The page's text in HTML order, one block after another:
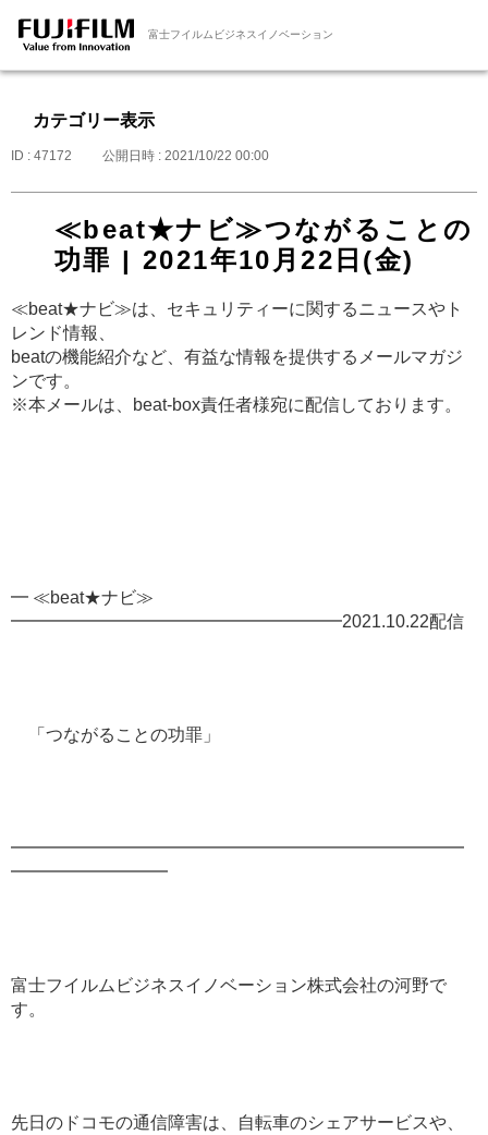
富士フイルムビジネスイノベーション
カテゴリー表示
ID : 47172 公開日時 : 2021/10/22 00:00
≪beat★ナビ≫つながることの
功罪 | 2021年10月22日(金)
≪beat★ナビ≫は、セキュリティーに関するニュースやト
レンド情報、
beatの機能紹介など、有益な情報を提供するメールマガジ
ンです。
※本メールは、beat-box責任者様宛に配信しております。
━ ≪beat★ナビ≫
━━━━━━━━━━━━━━━━━━━2021.10.22配信
「つながることの功罪」
━━━━━━━━━━━━━━━━━━━━━━━━━━
━━━━━━━━━
富士フイルムビジネスイノベーション株式会社の河野で
す。
先日のドコモの通信障害は、自転車のシェアサービスや、